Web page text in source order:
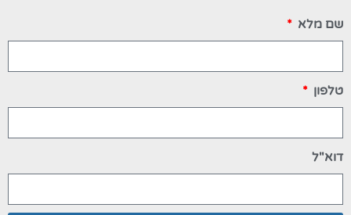
שם מלא
טלפון
דוא"ל